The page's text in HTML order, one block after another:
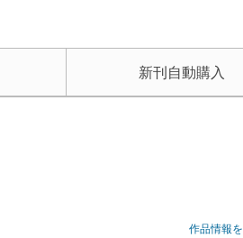
新刊自動購入
作品情報